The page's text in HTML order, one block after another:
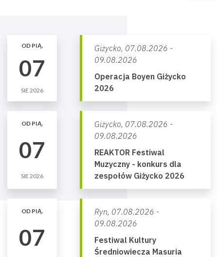
OD PIĄ.
07
SIE 2026
Giżycko, 07.08.2026 -
09.08.2026
Operacja Boyen Giżycko
2026
OD PIĄ.
07
SIE 2026
Giżycko, 07.08.2026 -
09.08.2026
REAKTOR Festiwal
Muzyczny - konkurs dla
zespołów Giżycko 2026
OD PIĄ.
07
Ryn, 07.08.2026 -
09.08.2026
Festiwal Kultury
Średniowiecza Masuria